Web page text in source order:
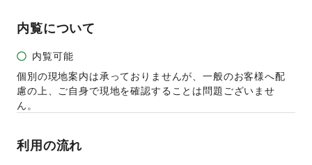
その他エンタメ・ガジェット
内覧について
内覧可能
個別の現地案内は承っておりませんが、一般のお客様へ配
慮の上、ご自身で現地を確認することは問題ございませ
ん。
利用の流れ